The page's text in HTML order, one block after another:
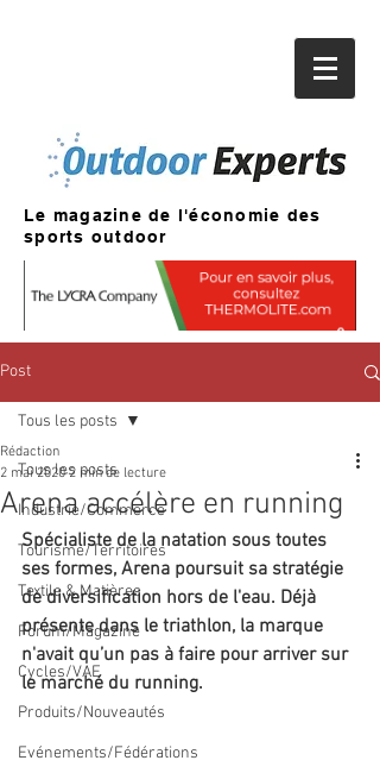
Le magazine de l'économie des
sports outdoor
Post
Tous les posts
Industrie/Commerce
Tourisme/Territoires
Textile & Matières
Forum/Magazine
Cycles/VAE
Produits/Nouveautés
Evénements/Fédérations
Tous les posts
Arena accélère en running
Rédaction
2 mai 2020 2 min de lecture
Spécialiste de la natation sous toutes
ses formes, Arena poursuit sa stratégie
de diversification hors de l'eau. Déjà
présente dans le triathlon, la marque
n'avait qu’un pas à faire pour arriver sur
le marché du running.